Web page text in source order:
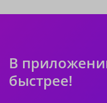
В
быстрее!